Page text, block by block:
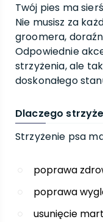
Twój pies ma
Nie musisz za
groomera,
Odpowiednie
strzyżenia, ale
doskonałego
Dlaczego
Strzyżenie psa
poprawa
poprawa
usunięcie